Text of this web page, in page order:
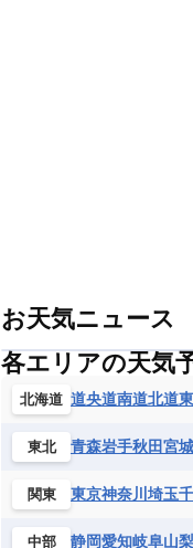
お天気ニュース
各エリアの天気
北海道 道央道南道北道東
東北 青森岩手秋田宮城
関東 東京神奈川 埼玉
中部 静岡愛知岐阜山梨